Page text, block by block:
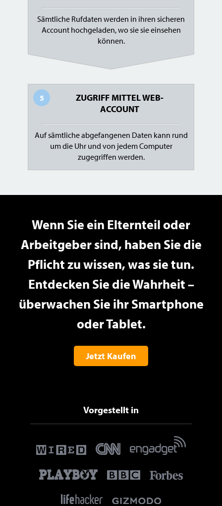
Sämtliche Rufdaten werden in ihren sicheren
Account hochgeladen, wo sie sie einsehen
können.
5
ZUGRIFF MITTEL WEB-
ACCOUNT
Auf sämtliche abgefangenen Daten kann rund
um die Uhr und von jedem Computer
zugegriffen werden.
Wenn Sie ein Elternteil oder
Arbeitgeber sind, haben Sie die
Pflicht zu wissen, was sie tun.
Entdecken Sie die Wahrheit –
überwachen Sie ihr Smartphone
oder Tablet.
Jetzt Kaufen
Vorgestellt in